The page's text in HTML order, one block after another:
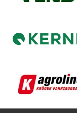
Kerner
Agroliner